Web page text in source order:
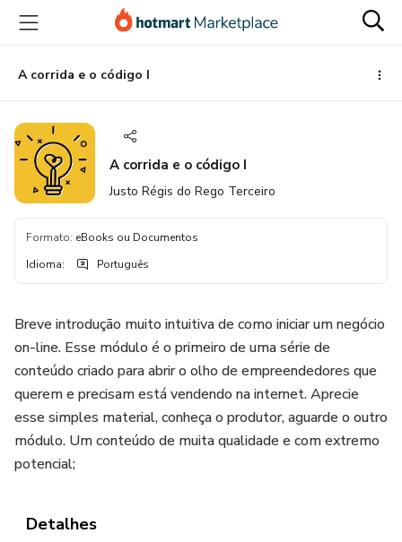
para
conteúdo
principal
para
pagamento
para
rodapé
A corrida e o código I
A corrida e o código I
Justo Régis do Rego Terceiro
Formato: eBooks ou Documentos
Idioma: Português
Breve introdução muito intuitiva de como iniciar um negócio
on-line. Esse módulo é o primeiro de uma série de
conteúdo criado para abrir o olho de empreendedores que
querem e precisam está vendendo na internet. Aprecie
esse simples material, conheça o produtor, aguarde o outro
módulo. Um conteúdo de muita qualidade e com extremo
potencial;
Detalhes